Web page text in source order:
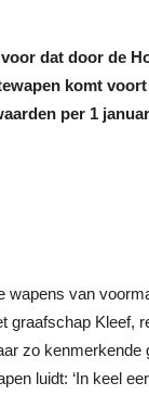
dat door de
komt
per 1
wapens van
graafschap Kleef,
zo kenmerkende
luidt: ‘In keel